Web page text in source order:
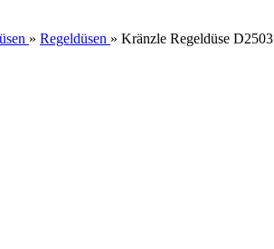
» Regeldüsen » Kränzle Regeldüse D2503